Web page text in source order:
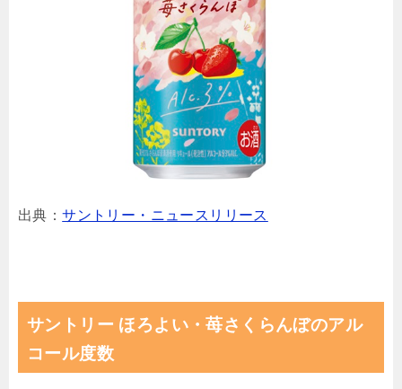
出典：サントリー・ニュースリリース
サントリー ほろよい・苺さくらんぼのアル
コール度数